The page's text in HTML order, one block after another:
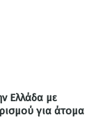
Ελλάδα με
για άτομα